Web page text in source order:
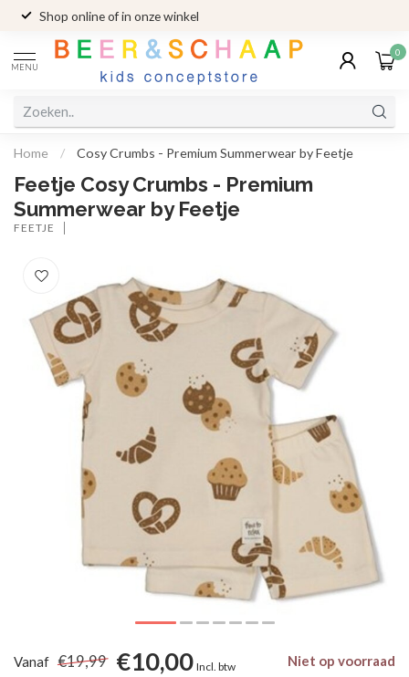
Shop online of in onze winkel
MENU
0
Home / Cosy Crumbs - Premium Summerwear by Feetje
Feetje Cosy Crumbs - Premium
Summerwear by Feetje
FEETJE
Vanaf €19,99 €10,00 Incl. btw Niet op voorraad